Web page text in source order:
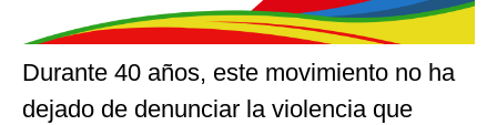
Durante 40 años, este movimiento no ha
dejado de denunciar la violencia que